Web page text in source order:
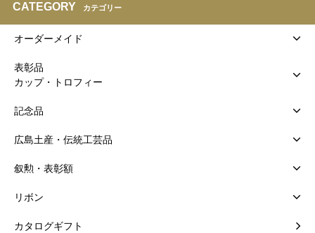
CATEGORY カテゴリー
オーダーメイド
表彰品
カップ・トロフィー
記念品
広島土産・伝統工芸品
叙勲・表彰額
リボン
カタログギフト